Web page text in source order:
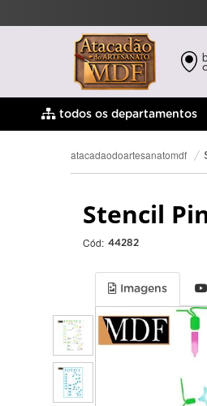
todos os departamentos
atacadaodoartesanatomdf
Stencil
Cód: 44282
Imagens